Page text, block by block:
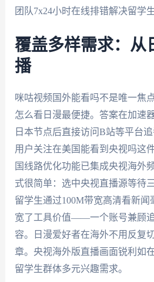
团队7x24小时在线排错解决留学
覆盖多样需求：从
播
咪咕视频国外能看吗不是唯一焦
怎么看日漫最便捷。答案在加速
日本节点后直接访问B站等平台
用户关注在美国能看到央视吗这件
国线路优化功能已集成央视海外
式很简单：选中央视直播源等待
留学生通过100M带宽高清看新闻
宽了工具价值——一个账号兼顾
容。日漫爱好者在海外不用反复
章。央视海外版直播画面锐利如
留学生群体多元兴趣需求。